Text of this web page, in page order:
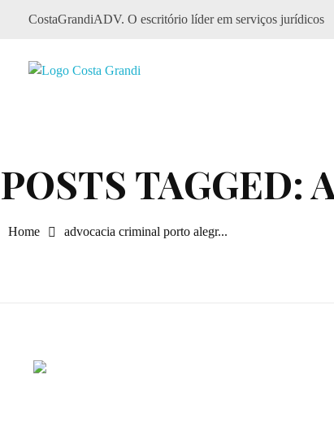
CostaGrandiADV. O escritório líder em serviços jurídicos
Home advocacia criminal porto alegr...
POSTS TAGGED: